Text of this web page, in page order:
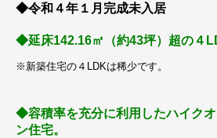
◆令和４年１月完成未入居
◆延床142.16㎡（約43坪）超の４
※新築住宅の４LDKは稀少です。
◆容積率を充分に利用したハイク
ン住宅。